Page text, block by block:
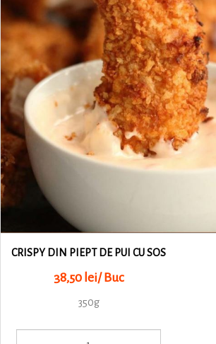
CRISPY DIN PIEPT DE PUI CU SOS
38,50 lei/ Buc
350g